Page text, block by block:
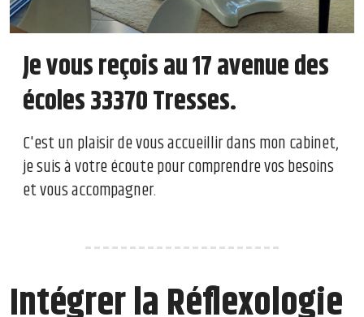
Je vous reçois au 17 avenue des
écoles 33370 Tresses.
C'est un plaisir de vous accueillir dans mon cabinet,
je suis à votre écoute pour comprendre vos besoins
et vous accompagner.
----------------------
Intégrer la Réflexologie